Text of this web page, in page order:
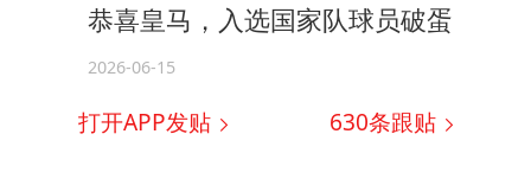
恭喜皇马，入选国家队球员破蛋
2026-06-15
打开APP发贴 630条跟贴